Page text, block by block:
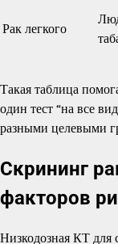
Рак легкого
Такая таблица
один тест “на все
разными целевыми
Скрининг
факторов
Низкодозная КТ для